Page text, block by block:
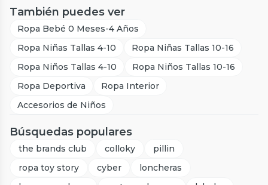
También puedes ver
Ropa Bebé 0 Meses-4 Años
Ropa Niñas Tallas 4-10
Ropa Niñas Tallas 10-16
Ropa Niños Tallas 4-10
Ropa Niños Tallas 10-16
Ropa Deportiva
Ropa Interior
Accesorios de Niños
Búsquedas populares
the brands club colloky
pillin
ropa toy story
cyber
loncheras